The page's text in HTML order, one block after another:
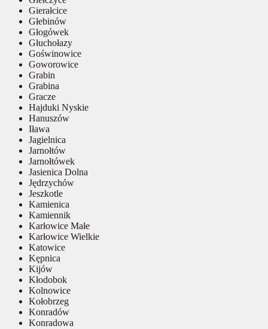
Gierałcice
Głebinów
Głogówek
Głuchołazy
Goświnowice
Goworowice
Grabin
Grabina
Gracze
Hajduki Nyskie
Hanuszów
Iława
Jagielnica
Jarnołtów
Jarnołtówek
Jasienica Dolna
Jędrzychów
Jeszkotle
Kamienica
Kamiennik
Karłowice Małe
Karłowice Wielkie
Katowice
Kępnica
Kijów
Kłodobok
Kolnowice
Kołobrzeg
Konradów
Konradowa